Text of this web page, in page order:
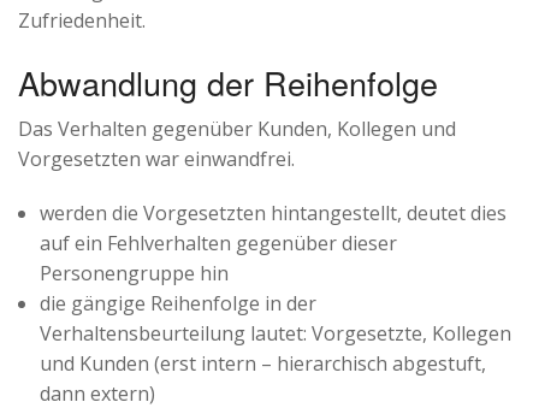
Zufriedenheit.
Abwandlung der Reihenfolge
Das Verhalten gegenüber Kunden, Kollegen und
Vorgesetzten war einwandfrei.
werden die Vorgesetzten hintangestellt, deutet dies
auf ein Fehlverhalten gegenüber dieser
Personengruppe hin
die gängige Reihenfolge in der
Verhaltensbeurteilung lautet: Vorgesetzte, Kollegen
und Kunden (erst intern – hierarchisch abgestuft,
dann extern)